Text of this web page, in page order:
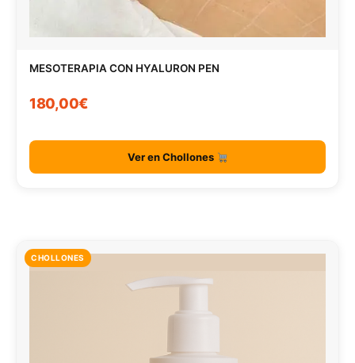
MESOTERAPIA CON HYALURON PEN
180,00€
Ver en Chollones
CHOLLONES